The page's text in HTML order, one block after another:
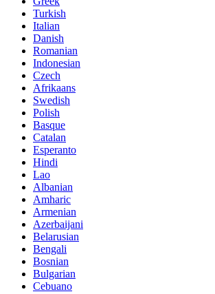
Turkish
Italian
Danish
Romanian
Indonesian
Czech
Afrikaans
Swedish
Polish
Basque
Catalan
Esperanto
Hindi
Lao
Albanian
Amharic
Armenian
Azerbaijani
Belarusian
Bengali
Bosnian
Bulgarian
Cebuano